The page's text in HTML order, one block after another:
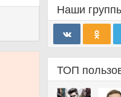
Наши
ТОП